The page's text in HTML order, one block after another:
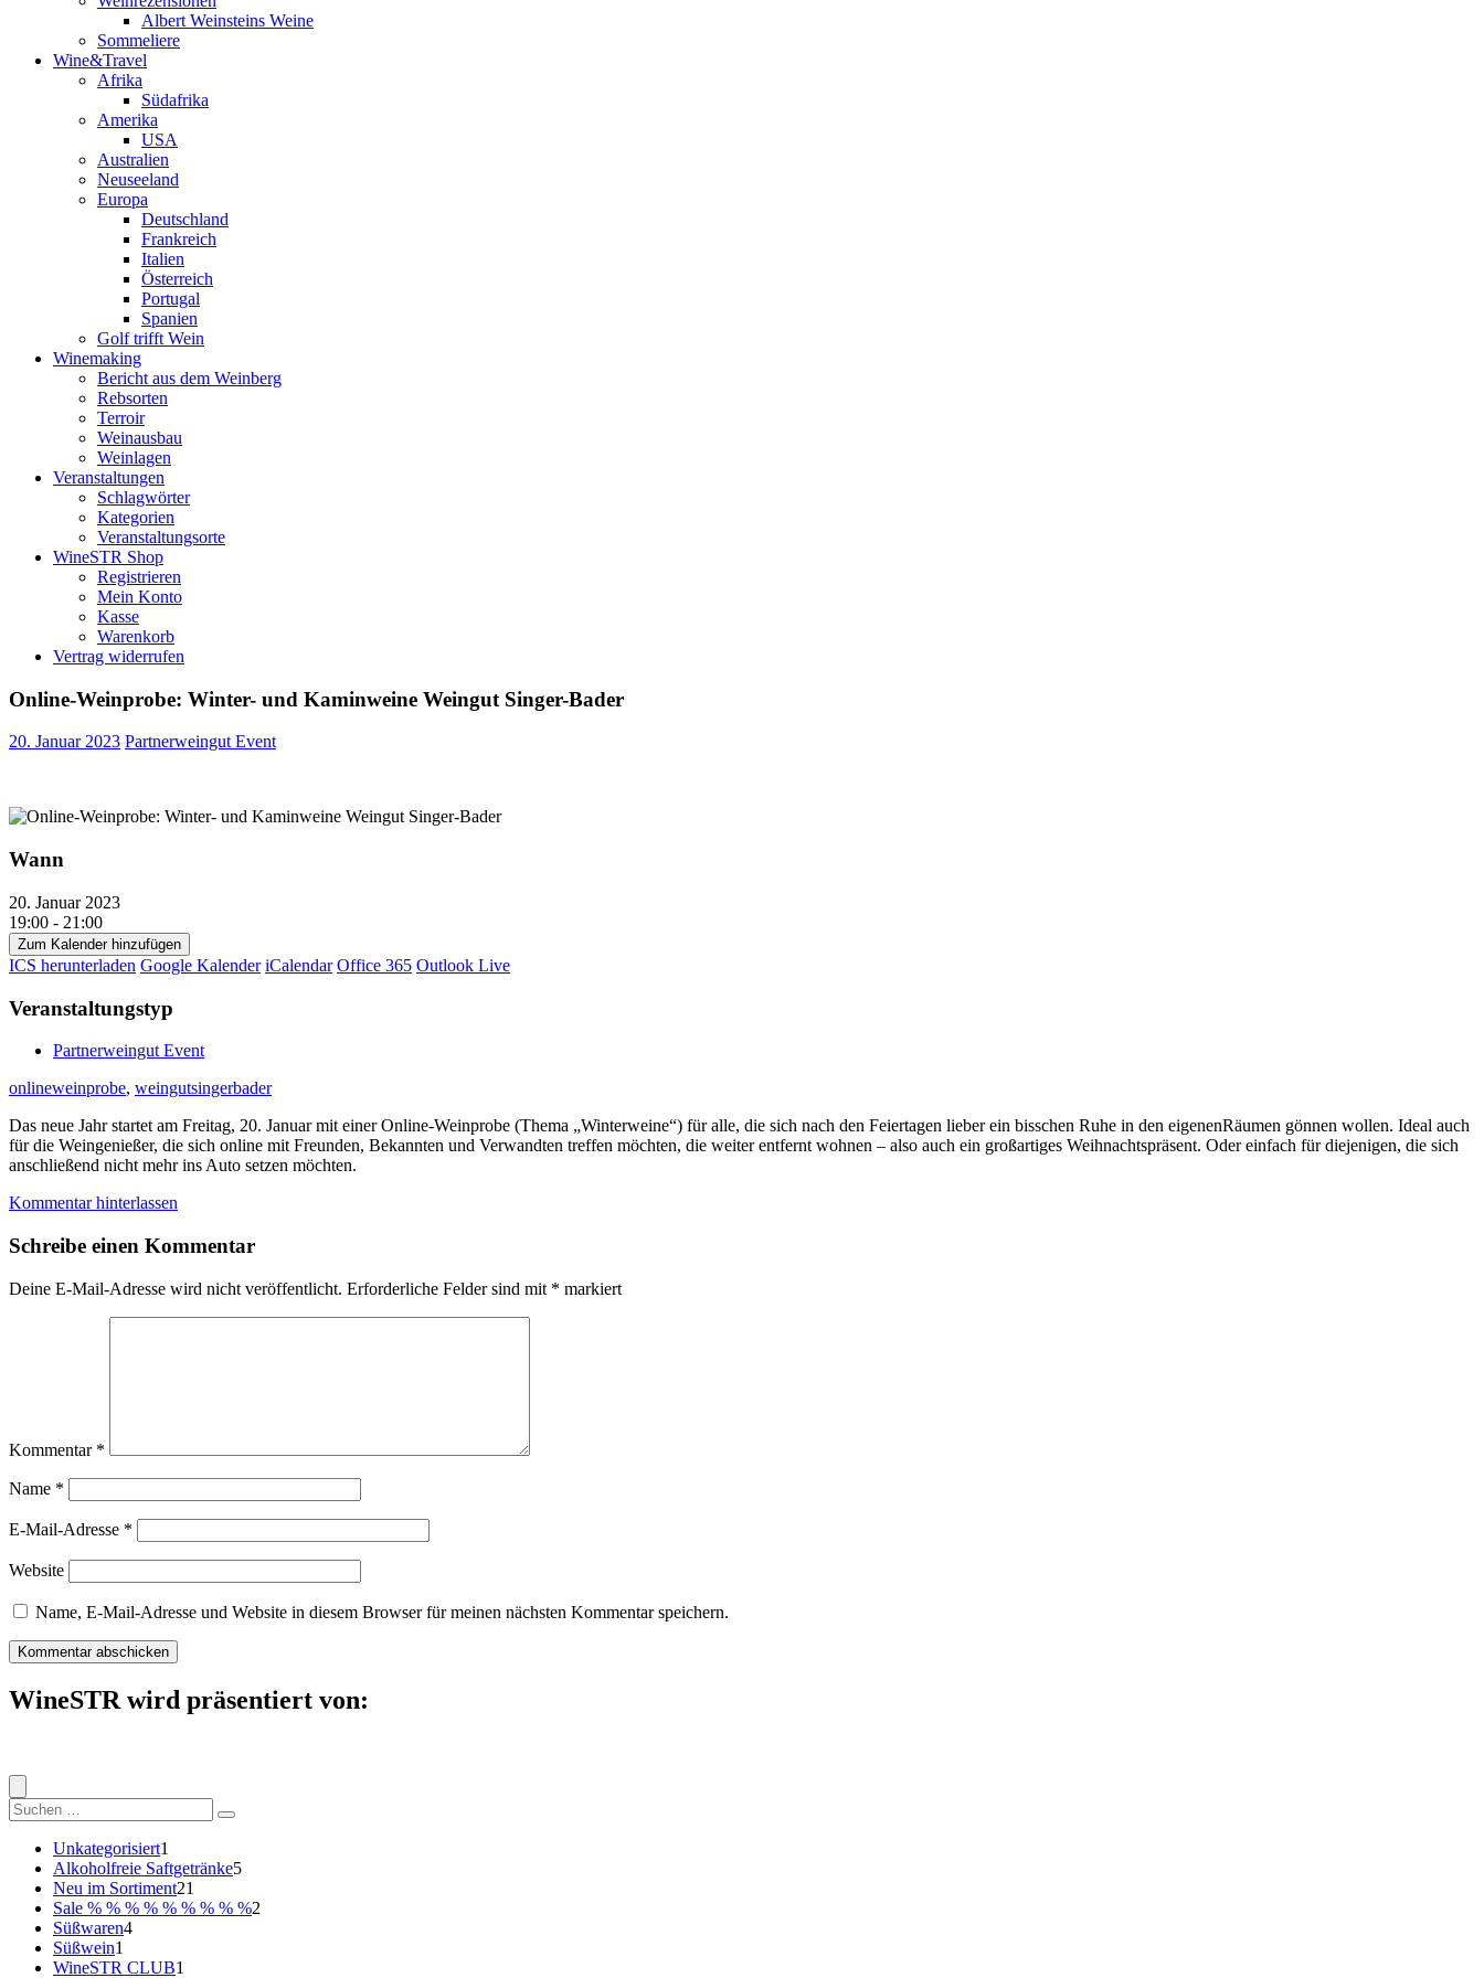
Albert Weinsteins Weine
Sommeliere
Wine&Travel
Afrika
Südafrika
Amerika
USA
Australien
Neuseeland
Europa
Deutschland
Frankreich
Italien
Österreich
Portugal
Spanien
Golf trifft Wein
Winemaking
Bericht aus dem Weinberg
Rebsorten
Terroir
Weinausbau
Weinlagen
Veranstaltungen
Schlagwörter
Kategorien
Veranstaltungsorte
WineSTR Shop
Registrieren
Mein Konto
Kasse
Warenkorb
Vertrag widerrufen
Online-Weinprobe: Winter- und Kaminweine Weingut Singer-Bader
20. Januar 2023 Partnerweingut Event
Wann
20. Januar 2023
19:00 - 21:00
Zum Kalender hinzufügen
ICS herunterladen Google Kalender iCalendar Office 365 Outlook Live
Veranstaltungstyp
Partnerweingut Event
onlineweinprobe, weingutsingerbader
Das neue Jahr startet am Freitag, 20. Januar mit einer Online-Weinprobe (Thema „Winterweine“) für alle, die sich nach den Feiertagen lieber ein bisschen Ruhe in den eigenenRäumen gönnen wollen. Ideal auch
für die Weingenießer, die sich online mit Freunden, Bekannten und Verwandten treffen möchten, die weiter entfernt wohnen – also auch ein großartiges Weihnachtspräsent. Oder einfach für diejenigen, die sich
anschließend nicht mehr ins Auto setzen möchten.
Kommentar hinterlassen
Schreibe einen Kommentar
Deine E-Mail-Adresse wird nicht veröffentlicht. Erforderliche Felder sind mit * markiert
Kommentar *
Name *
E-Mail-Adresse *
Website
Name, E-Mail-Adresse und Website in diesem Browser für meinen nächsten Kommentar speichern.
WineSTR wird präsentiert von:
Suche
nach:
Unkategorisiert1
Produkt
Alkoholfreie Saftgetränke55
Neu im Sortiment21
Produkte
Sale % % % % % % % % %2
Süßwaren44
Süßwein1
Produkt
WineSTR CLUB1